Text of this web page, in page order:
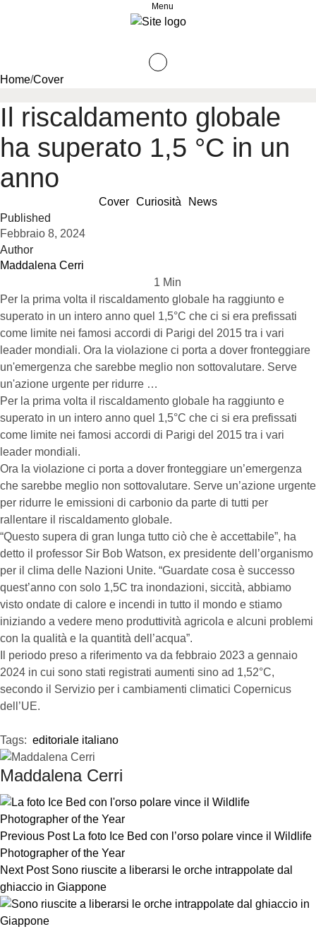
Menu
Home/Cover
Il riscaldamento globale
ha superato 1,5 °C in un
anno
Cover Curiosità
News
Published
Febbraio 8, 2024
Author
Maddalena Cerri
1 Min
Per la prima volta il riscaldamento globale ha raggiunto e
superato in un intero anno quel 1,5°C che ci si era prefissati
come limite nei famosi accordi di Parigi del 2015 tra i vari
leader mondiali. Ora la violazione ci porta a dover fronteggiare
un'emergenza che sarebbe meglio non sottovalutare. Serve
un'azione urgente per ridurre …
Per la prima volta il riscaldamento globale ha raggiunto e
superato in un intero anno quel 1,5°C che ci si era prefissati
come limite nei famosi accordi di Parigi del 2015 tra i vari
leader mondiali.
Ora la violazione ci porta a dover fronteggiare un’emergenza
che sarebbe meglio non sottovalutare. Serve un’azione urgente
per ridurre le emissioni di carbonio da parte di tutti per
rallentare il riscaldamento globale.
“Questo supera di gran lunga tutto ciò che è accettabile”, ha
detto il professor Sir Bob Watson, ex presidente dell’organismo
per il clima delle Nazioni Unite. “Guardate cosa è successo
quest’anno con solo 1,5C tra inondazioni, siccità, abbiamo
visto ondate di calore e incendi in tutto il mondo e stiamo
iniziando a vedere meno produttività agricola e alcuni problemi
con la qualità e la quantità dell’acqua”.
Il periodo preso a riferimento va da febbraio 2023 a gennaio
2024 in cui sono stati registrati aumenti sino ad 1,52°C,
secondo il Servizio per i cambiamenti climatici Copernicus
dell’UE.
Tags: editoriale italiano
Maddalena Cerri
Previous Post La foto Ice Bed con l’orso polare vince il Wildlife
Photographer of the Year
Next Post Sono riuscite a liberarsi le orche intrappolate dal
ghiaccio in Giappone